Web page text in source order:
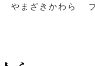
やまざきかわら